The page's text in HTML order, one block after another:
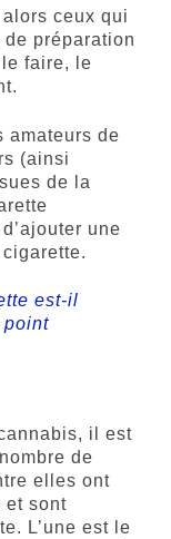
ceux qui
préparation
le faire, le
amateurs de
(ainsi
de la
une
est-il
point
il est
de
elles ont
et sont
L’une est le